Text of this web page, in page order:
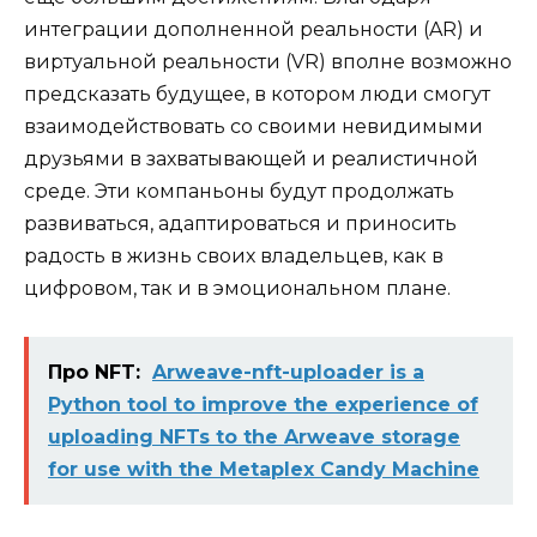
интеграции дополненной реальности (AR) и
виртуальной реальности (VR) вполне возможно
предсказать будущее, в котором люди смогут
взаимодействовать со своими невидимыми
друзьями в захватывающей и реалистичной
среде. Эти компаньоны будут продолжать
развиваться, адаптироваться и приносить
радость в жизнь своих владельцев, как в
цифровом, так и в эмоциональном плане.
Про NFT: Arweave-nft-uploader is a
Python tool to improve the experience of
uploading NFTs to the Arweave storage
for use with the Metaplex Candy Machine